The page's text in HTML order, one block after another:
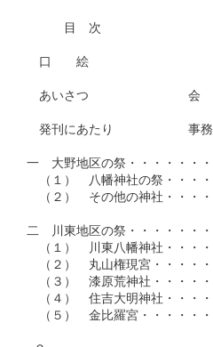
目　次
口　　絵
あいさつ　　　　　　　　会
発刊にあたり　　　　　　事
一　大野地区の祭・・・・・・
（１）　八幡神社の祭・・・
（２）　その他の神社・・・
二　川東地区の祭・・・・・・
（１）　川東八幡神社・・・
（２）　丸山権現宮・・・・
（３）　漆原荒神社・・・・
（４）　住吉大明神社・・・
（５）　金比羅宮・・・・・